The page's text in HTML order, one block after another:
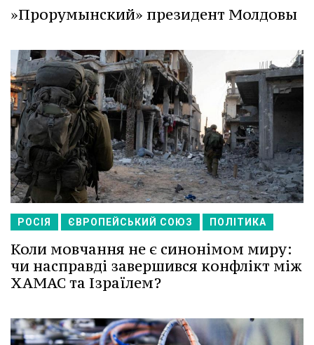
»Прорумынский» президент Молдовы
РОСІЯ ЄВРОПЕЙСЬКИЙ СОЮЗ ПОЛІТИКА
Коли мовчання не є синонімом миру:
чи насправді завершився конфлікт між
ХАМАС та Ізраїлем?